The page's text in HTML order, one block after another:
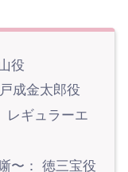
役
成金太郎役
レギュラーエ
〜： 徳三宝役